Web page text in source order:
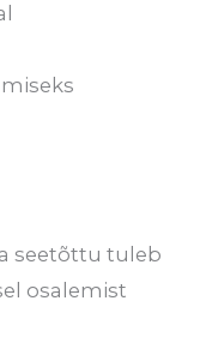
seetõttu tuleb
osalemist